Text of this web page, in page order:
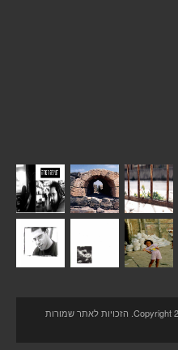
Copyright 2012 Piccolo Theme. All rights reserved. הזכויות לאתר שמורות